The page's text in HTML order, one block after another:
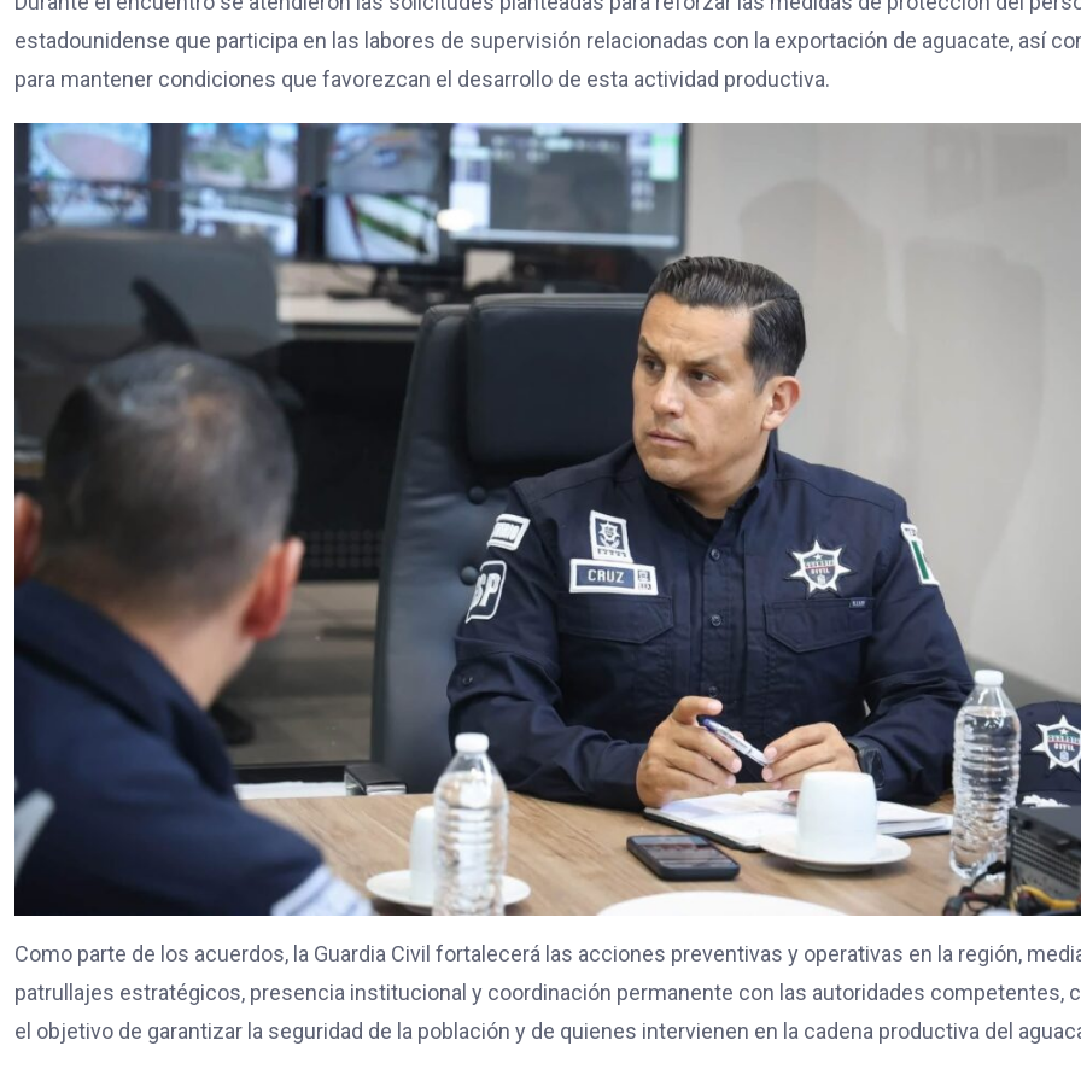
estadounidense que participa en las labores de supervisión relacionadas con la exportación de aguacate, así
para mantener condiciones que favorezcan el desarrollo de esta actividad productiva.
Como parte de los acuerdos, la Guardia Civil fortalecerá las acciones preventivas y operativas en la región,
patrullajes estratégicos, presencia institucional y coordinación permanente con las autoridades competentes,
el objetivo de garantizar la seguridad de la población y de quienes intervienen en la cadena productiva del